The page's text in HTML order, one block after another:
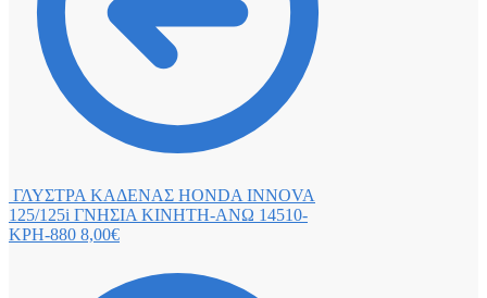
ΓΛΥΣΤΡΑ ΚΑΔΕΝΑΣ HONDA INNOVA
125/125i ΓΝΗΣΙΑ ΚΙΝΗΤΗ-ΑΝΩ 14510-
KPH-880 8,00€